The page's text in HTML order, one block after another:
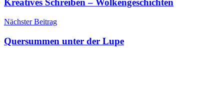
Kreatives Schreiben – Wolkengeschichten
Nächster Beitrag
Quersummen unter der Lupe